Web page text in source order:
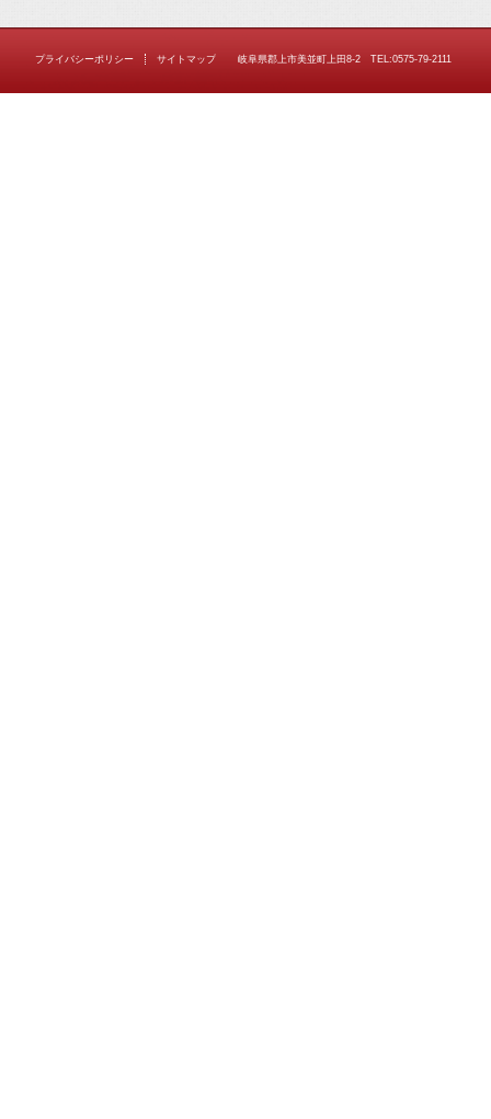
プライバシーポリシー サイトマップ 岐阜県郡上市美並町上田8-2 TEL:0575-79-2111